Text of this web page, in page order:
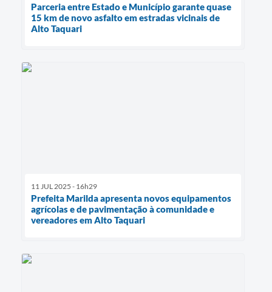
Parceria entre Estado e Município garante quase
15 km de novo asfalto em estradas vicinais de
Alto Taquari
11 JUL 2025 - 16h29
Prefeita Marilda apresenta novos equipamentos
agrícolas e de pavimentação à comunidade e
vereadores em Alto Taquari